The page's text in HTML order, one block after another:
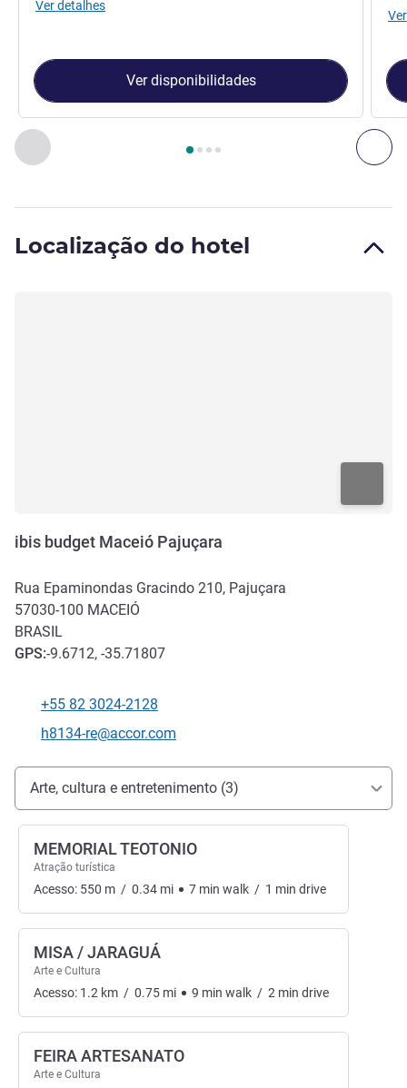
Anterior - Quarto
Página , Quarto 1 : Quarto standard com uma cama
Ver detalhes
Ver disponibilidades
Localização do hotel
ibis budget Maceió Pajuçara
Rua Epaminondas Gracindo 210, Pajuçara
57030-100 MACEIÓ
BRASIL
GPS:-9.6712, -35.71807
Telefone
+55 82 3024-2128
E-mail de contato
h8134-re@accor.com
Acesso e transporte
Arte, cultura e entretenimento (3)
MEMORIAL TEOTONIO
Atração turística
Acesso: 550 m / 0.34 mi 7 min walk / 1 min drive
MISA / JARAGUÁ
Arte e Cultura
Acesso: 1.2 km / 0.75 mi 9 min walk / 2 min drive
FEIRA ARTESANATO
Arte e Cultura